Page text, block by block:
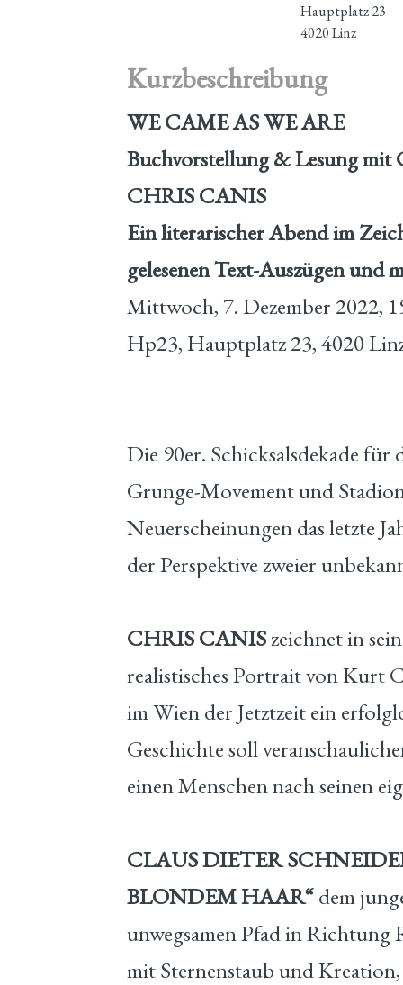
Hauptplatz 23
4020 Linz
Kurzbeschreibung
WE CAME AS WE ARE
Buchvorstellung & Lesung
CHRIS CANIS
Ein literarischer Abend im
gelesenen Text-Auszügen und
Mittwoch, 7. Dezember 2022,
Hp23, Hauptplatz 23, 4020
Die 90er. Schicksalsdekade
Grunge-Movement und
Neuerscheinungen das letzte
der Perspektive zweier
CHRIS CANISzeichnet in
realistisches Portrait von Kurt
im Wien der Jetztzeit ein
Geschichte soll
einen Menschen nach seinen
CLAUS DIETER
BLONDEM HAAR“dem
unwegsamen Pfad in
mit Sternenstaub und